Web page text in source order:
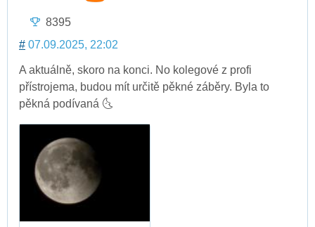
8395
# 07.09.2025, 22:02
A aktuálně, skoro na konci. No kolegové z profi
přístrojema, budou mít určitě pěkné záběry. Byla to
pěkná podívaná 🌜